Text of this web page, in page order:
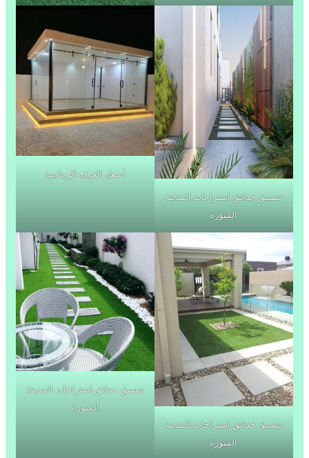
تنسيق حدائق استراحات المدينة
المنورة
أسعار الغرف الزجاجية
تنسيق حدائق استراحات المدينة
المنورة
تنسيق حدائق استراحات المدينة
المنورة